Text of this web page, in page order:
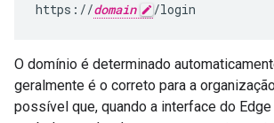
https://domain /login
O domínio é determinado
geralmente é o correto para a
possível que, quando a interface do